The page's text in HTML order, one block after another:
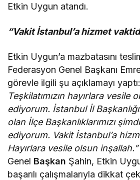
Etkin Uygun atandı.
“Vakit İstanbul’a hizmet
Etkin Uygun’a mazbatasını
Federasyon Genel Başkanı
görevle ilgili şu açıklamayı yaptı:
Teşkilatımızın hayırlara vesile
ediyorum. İstanbul İl
olan İlçe Başkanlıklarımızı
ediyorum. Vakit İstanbul’a
Hayırlara vesile olsun inşallah.”
Genel Başkan Şahin, Etkin
başarılı çalışmalarıyla dikkat